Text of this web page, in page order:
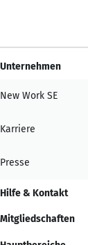
Unternehmen
New Work SE
Karriere
Presse
Hilfe & Kontakt
Mitgliedschaften